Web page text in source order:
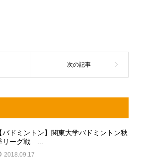
バドミントン】関東大学バドミントン秋
リーグ戦 ...
2018.09.17